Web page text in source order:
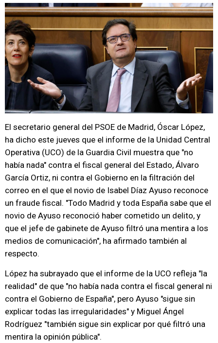
El secretario general del PSOE de Madrid, Óscar López,
ha dicho este jueves que el informe de la Unidad Central
Operativa (UCO) de la Guardia Civil muestra que "no
había nada" contra el fiscal general del Estado, Álvaro
García Ortiz, ni contra el Gobierno en la filtración del
correo en el que el novio de Isabel Díaz Ayuso reconoce
un fraude fiscal. "Todo Madrid y toda España sabe que el
novio de Ayuso reconoció haber cometido un delito, y
que el jefe de gabinete de Ayuso filtró una mentira a los
medios de comunicación", ha afirmado también al
respecto.
López ha subrayado que el informe de la UCO refleja "la
realidad" de que "no había nada contra el fiscal general ni
contra el Gobierno de España", pero Ayuso "sigue sin
explicar todas las irregularidades" y Miguel Ángel
Rodríguez "también sigue sin explicar por qué filtró una
mentira la opinión pública".